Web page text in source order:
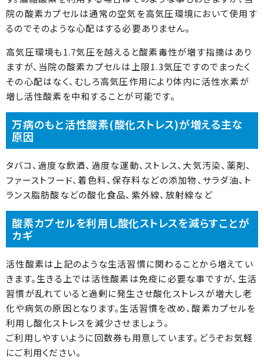
院の酸素カプセルは通常の空気を高気圧環境において使用す
るのでそのような心配はする必要ありません。
高気圧環境も1.7気圧を越えると酸素毒性が増す指摘はあり
ますが、当院の酸素カプセルは上限1.3気圧ですのでまったく
その心配はなく、むしろ高気圧作用により体内に活性水素が
増し活性酸素を中和することが可能です。
万病のもと活性酸素(酸化ストレス)が増える主な
原因
タバコ、過度な飲酒、過度な運動、ストレス、大気汚染、薬剤、
ファーストフード、着色料、保存料などの添加物、サラダ油、ト
ランス脂肪酸などの酸化食品、紫外線、放射線など
酸素カプセルを利用し酸化ストレスを減らすことが
カギ
活性酸素は上記のような生活習慣に関わることから増えてい
きます。生きる上では活性酸素は免疫に必要な事ですが、生活
習慣が乱れていると過剰に発生させ酸化ストレスが増大し老
化や病気の原因となります。生活習慣を改め、酸素カプセルを
利用し酸化ストレスを減少させましょう。
ご利用しやすいように回数券も用意しています。どうぞお気軽
にご利用ください。